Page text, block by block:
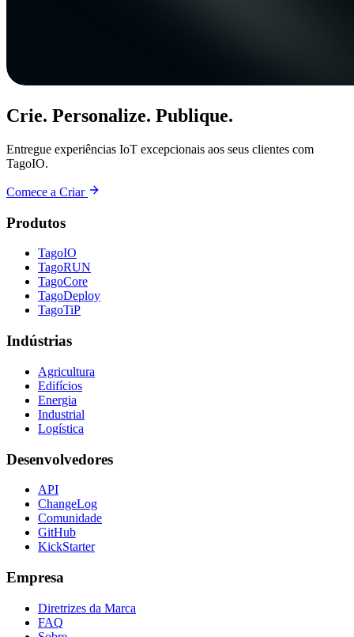
Crie. Personalize. Publique.
Entregue experiências IoT excepcionais aos seus clientes com
TagoIO.
Comece a Criar
Produtos
TagoIO
TagoRUN
TagoCore
TagoDeploy
TagoTiP
Indústrias
Agricultura
Edifícios
Energia
Industrial
Logística
Desenvolvedores
API
ChangeLog
Comunidade
GitHub
KickStarter
Empresa
Diretrizes da Marca
FAQ